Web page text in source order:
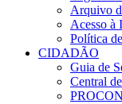
Arquivo
Acesso à
Política
CIDADÃO
Guia de
Central
PROCON